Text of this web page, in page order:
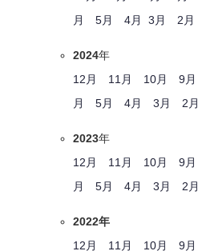
月
5月 4月 3月 2月
2024年
12月
11月 10月 9月
月
5月 4月 3月 2月
2023年
12月
11月 10月 9月
月
5月 4月 3月 2月
2022年
12月
11月 10月 9月